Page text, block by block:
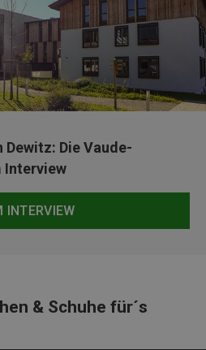
Dewitz: Die Vaude-
Interview
INTERVIEW
& Schuhe für´s